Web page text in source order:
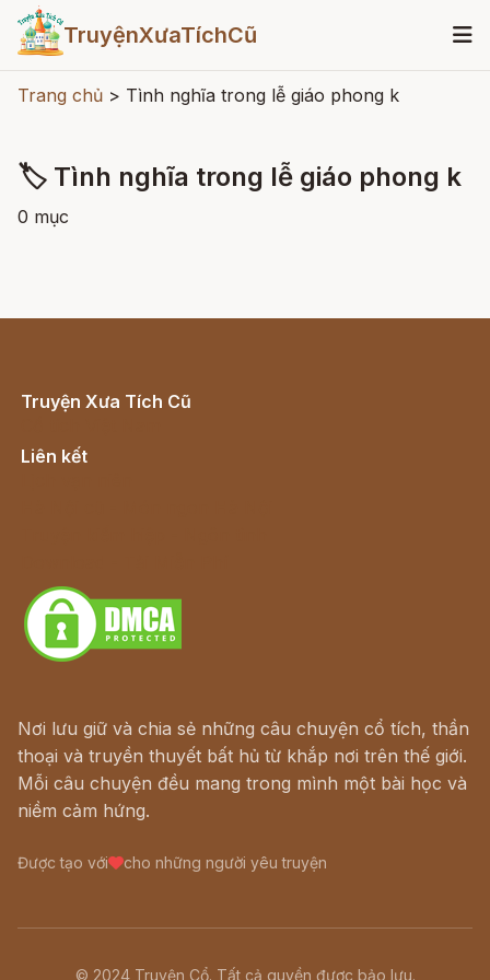
TruyệnXưaTíchCũ
Trang chủ > Tình nghĩa trong lễ giáo phong k
🏷 Tình nghĩa trong lễ giáo phong k
0 mục
Truyện Xưa Tích Cũ
Liên kết
Nơi lưu giữ và chia sẻ những câu chuyện cổ tích, thần
thoại và truyền thuyết bất hủ từ khắp nơi trên thế giới.
Mỗi câu chuyện đều mang trong mình một bài học và
niềm cảm hứng.
Được tạo với cho những người yêu truyện
© 2024 Truyện Cổ. Tất cả quyền được bảo lưu.